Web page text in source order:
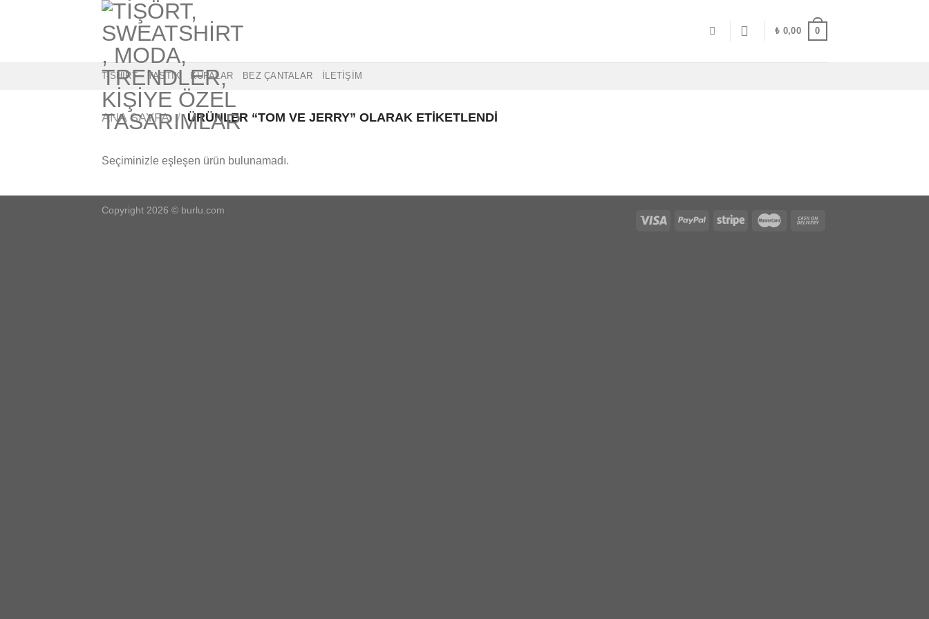
₺ 0,00 0
T-SHIRT YASTIK KUPALAR BEZ ÇANTALAR İLETİŞİM
ANA SAYFA / ÜRÜNLER “TOM VE JERRY” OLARAK ETIKETLENDI
Seçiminizle eşleşen ürün bulunamadı.
Copyright 2026 © burlu.com